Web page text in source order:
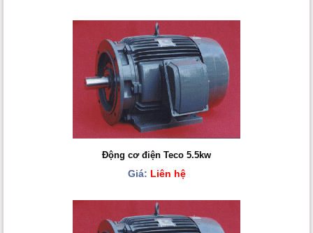
Động cơ điện Teco 5.5kw
Giá: Liên hệ